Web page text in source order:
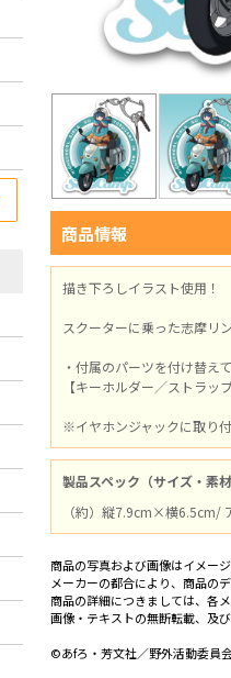
商品情報
描き下ろしイラスト使用！
スクーターに乗った志摩リ
・付属のパーツを付け替え
【キーホルダー／ストラッ
※イヤホンジャックに取り
製品スペック（サイズ・素材
（約）縦7.9cm×横6.5cm/
商品の写真および画像はイメー
メーカーの都合により、商品の
商品の詳細につきましては、各
画像・テキストの無断転載、及
©あfろ・芳文社／野外活動委員